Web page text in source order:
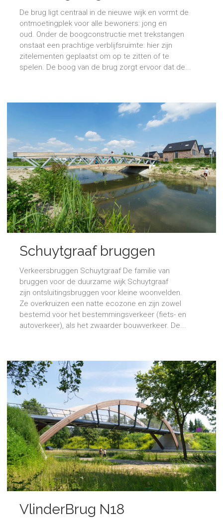
De brug ligt centraal in de nieuwe wijk en vormt de
ontmoetingplek voor alle bewoners: jong en
oud. Onder de boogconstructie met trekstangen
onstaat een prachtige verblijfsruimte: hier zijn
zitelementen geplaatst om op te zitten of te
spelen. De boog van de brug zorgt ervoor dat de...
Schuytgraaf bruggen
Verkeersbruggen Schuytgraaf De familie van
bruggen voor de duurzame wijk Schuytgraaf
zijn ontsluitingsbruggen voor kleine woonvelden.
Ze overkruizen een natte ecozone en zijn zowel
bestemd voor het bestemmingsverkeer (fiets- en
autoverkeer), als het zwaarder bouwverkeer. De...
VlinderBrug N18